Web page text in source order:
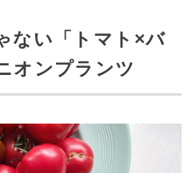
ない「トマト×バ
オンプランツ